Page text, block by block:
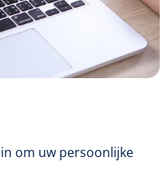
om uw persoonlijke